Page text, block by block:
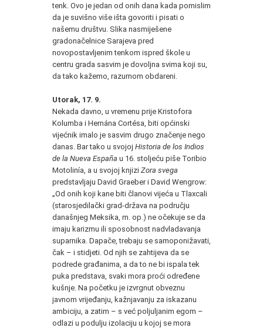
tenk. Ovo je jedan od onih dana kada pomislim
da je suvišno više išta govoriti i pisati o
našemu društvu. Slika nasmiješene
gradonačelnice Sarajeva pred
novopostavljenim tenkom ispred škole u
centru grada sasvim je dovoljna svima koji su,
da tako kažemo, razumom obdareni.
Utorak, 17. 9.
Nekada davno, u vremenu prije Kristofora
Kolumba i Hernána Cortésa, biti općinski
vijećnik imalo je sasvim drugo značenje nego
danas. Bar tako u svojoj Historia de los Indios
de la Nueva España u 16. stoljeću piše Toribio
Motolinía, a u svojoj knjizi Zora svega
predstavljaju David Graeber i David Wengrow:
„Od onih koji kane biti članovi vijeća u Tlaxcali
(starosjedilački grad-država na području
današnjeg Meksika, m. op.) ne očekuje se da
imaju karizmu ili sposobnost nadvladavanja
suparnika. Dapače, trebaju se samoponižavati,
čak – i stidjeti. Od njih se zahtijeva da se
podrede građanima, a da to ne bi ispala tek
puka predstava, svaki mora proći određene
kušnje. Na početku je izvrgnut obveznu
javnom vrijeđanju, kažnjavanju za iskazanu
ambiciju, a zatim – s već poljuljanim egom –
odlazi u podulju izolaciju u kojoj se mora